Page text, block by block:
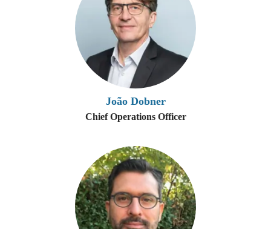
João Dobner
Chief Operations Officer